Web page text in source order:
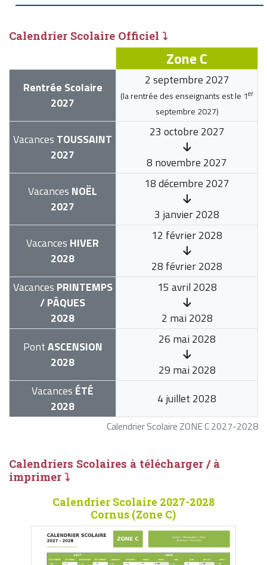
Calendrier Scolaire Officiel ⤵
Calendrier Scolaire ZONE C 2027-2028
Zone C
Rentrée Scolaire
2027
2 septembre 2027
(la rentrée des enseignants est le 1er
septembre 2027)
Vacances TOUSSAINT
2027
23 octobre 2027
8 novembre 2027
Vacances NOËL
2027
18 décembre 2027
3 janvier 2028
Vacances HIVER
2028
12 février 2028
28 février 2028
Vacances PRINTEMPS
/ PÂQUES
2028
15 avril 2028
2 mai 2028
PontASCENSION
2028
26 mai 2028
29 mai 2028
Vacances ÉTÉ
2028
4 juillet 2028
Calendriers Scolaires à télécharger / à
imprimer ⤵
Calendrier Scolaire 2027-2028
Cornus (Zone C)